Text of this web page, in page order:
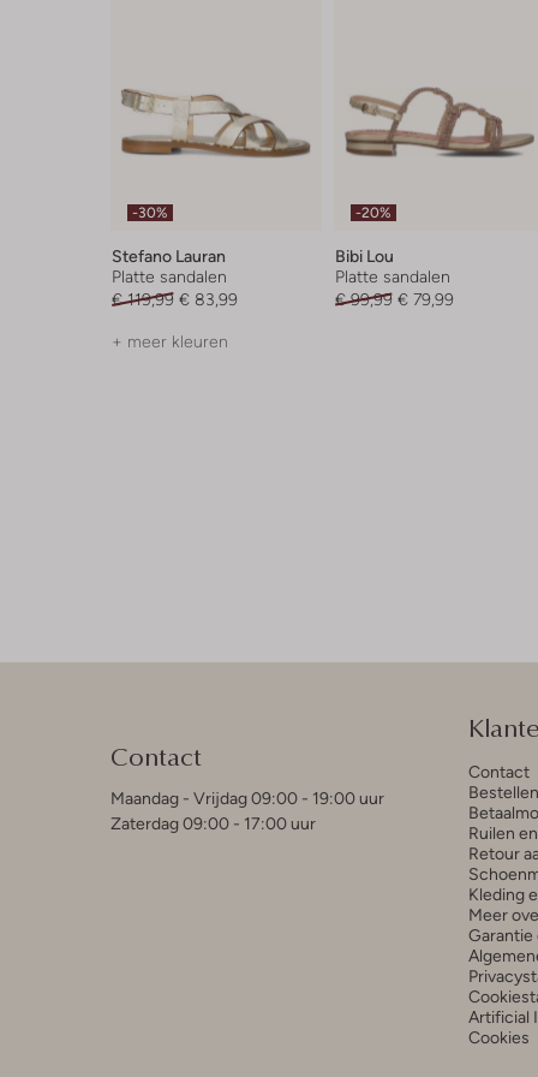
-30%
Stefano Lauran
Platte sandalen
€ 119,99 € 83,99
+ meer kleuren
-20%
Bibi Lou
Platte sandalen
€ 99,99 € 79,99
Contact
Maandag - Vrijdag 09:00 - 19:00 uur
Zaterdag 09:00 - 17:00 uur
Contact
Ruilen
Retour
Kleding
Meer
Garantie
Artificial
Cookies